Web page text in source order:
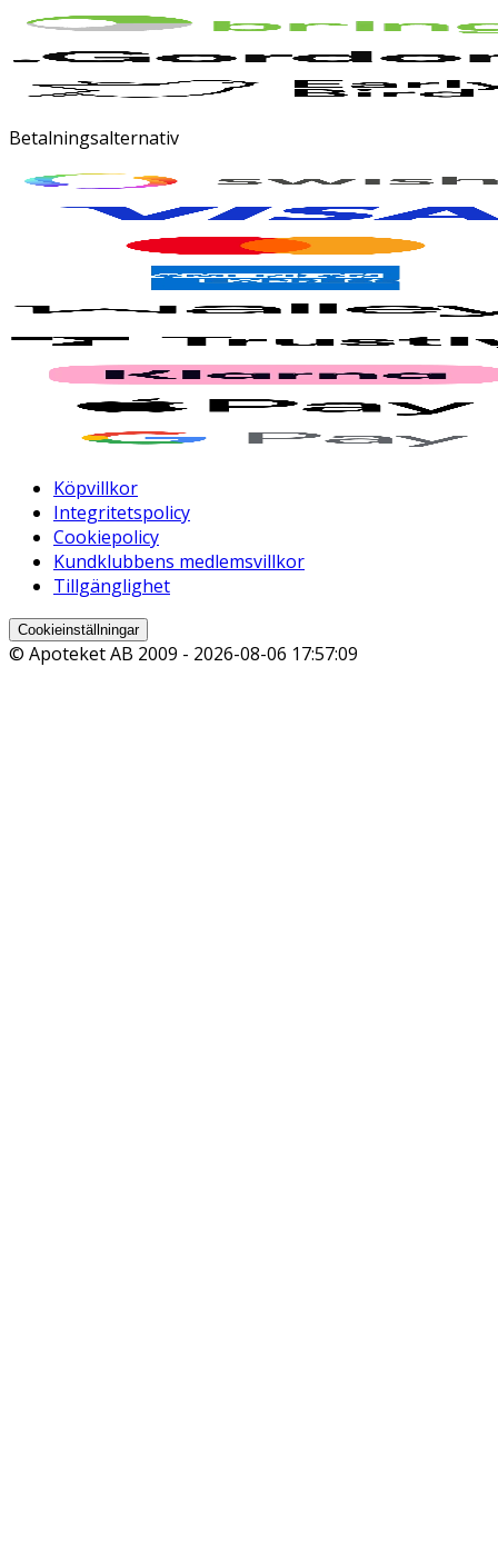
Betalningsalternativ
Köpvillkor
Integritetspolicy
Cookiepolicy
Kundklubbens medlemsvillkor
Tillgänglighet
Cookieinställningar
© Apoteket AB 2009 - 2026-08-06 17:57:09